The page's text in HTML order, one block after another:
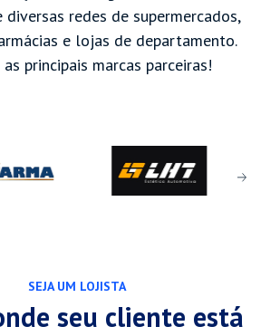
redes de supermercados,
e lojas de departamento.
as principais marcas parceiras!
Next
SEJA UM LOJISTA
seu cliente está